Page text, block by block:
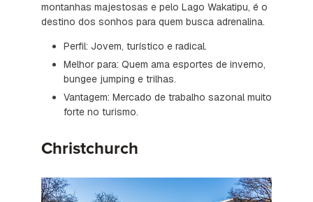
montanhas majestosas e pelo Lago Wakatipu, é o
destino dos sonhos para quem busca adrenalina.
Perfil: Jovem, turístico e radical.
Melhor para: Quem ama esportes de inverno,
bungee jumping e trilhas.
Vantagem: Mercado de trabalho sazonal muito
forte no turismo.
Christchurch